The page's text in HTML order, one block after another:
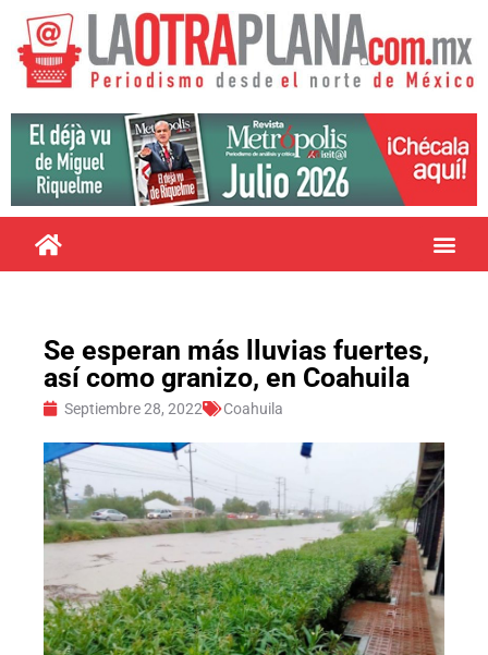
Se esperan más lluvias fuertes,
así como granizo, en Coahuila
Septiembre 28, 2022 Coahuila